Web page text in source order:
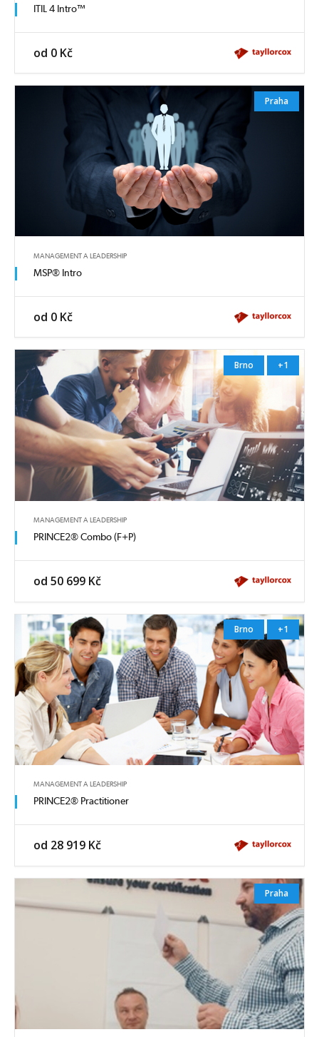
ITIL 4 Intro™
od 0 Kč
Praha
MANAGEMENT A LEADERSHIP
MSP® Intro
od 0 Kč
Brno +1
MANAGEMENT A LEADERSHIP
PRINCE2® Combo (F+P)
od 50 699 Kč
Brno +1
MANAGEMENT A LEADERSHIP
PRINCE2® Practitioner
od 28 919 Kč
Praha